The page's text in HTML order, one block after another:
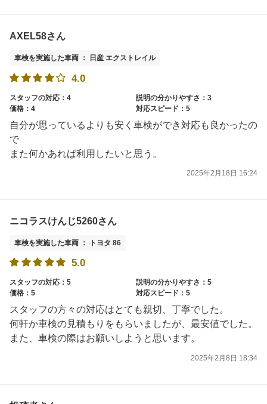
AXEL58さん
車検を実施した車両 ： 日産 エクストレイル
4.0
スタッフの対応：4
説明の分かりやすさ：3
価格：4
対応スピード：5
自分が思っているよりも安く車検ができ対応も良かったの
で
また何かあれば利用したいと思う。
2025年2月18日 16:24
ニコラスけんじ5260さん
車検を実施した車両 ： トヨタ 86
5.0
スタッフの対応：5
説明の分かりやすさ：5
価格：5
対応スピード：5
スタッフの方々の対応はとても親切、丁寧でした。
何軒か車検の見積もりをもらいましたが、最安値でした。
また、車検の際はお願いしようと思います。
2025年2月8日 18:34